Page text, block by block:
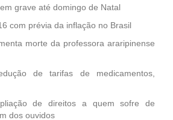
grave até domingo de Natal
com prévia da inflação no Brasil
morte da professora araripinense
de tarifas de medicamentos,
de direitos a quem sofre de
dos ouvidos